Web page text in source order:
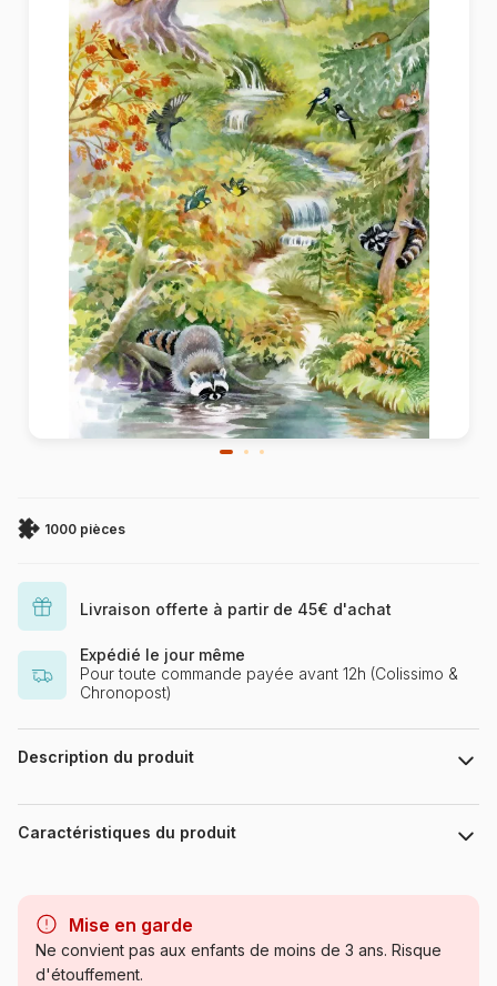
1000 pièces
Livraison offerte à partir de 45€ d'achat
Expédié le jour même
Pour toute commande payée avant 12h (Colissimo &
Chronopost)
Description du produit
123RF - Nadiia Starovoitova
Caractéristiques du produit
Catégorie Puzzles - Art
Mise en garde
Ne convient pas aux enfants de moins de 3 ans. Risque
d'étouffement.